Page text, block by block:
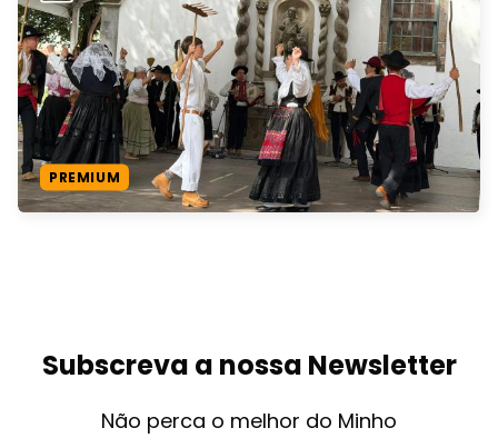
PREMIUM
Subscreva a nossa Newsletter
Não perca o melhor do Minho